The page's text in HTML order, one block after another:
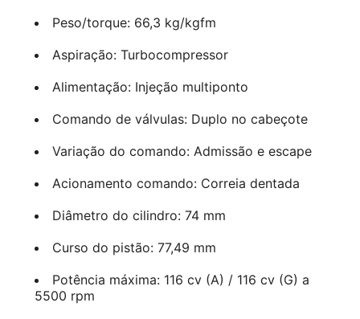
Peso/torque: 66,3 kg/kgfm
Aspiração: Turbocompressor
Alimentação: Injeção multiponto
Comando de válvulas: Duplo no cabeçote
Variação do comando: Admissão e escape
Acionamento comando: Correia dentada
Diâmetro do cilindro: 74 mm
Curso do pistão: 77,49 mm
Potência máxima: 116 cv (A) / 116 cv (G) a
5500 rpm